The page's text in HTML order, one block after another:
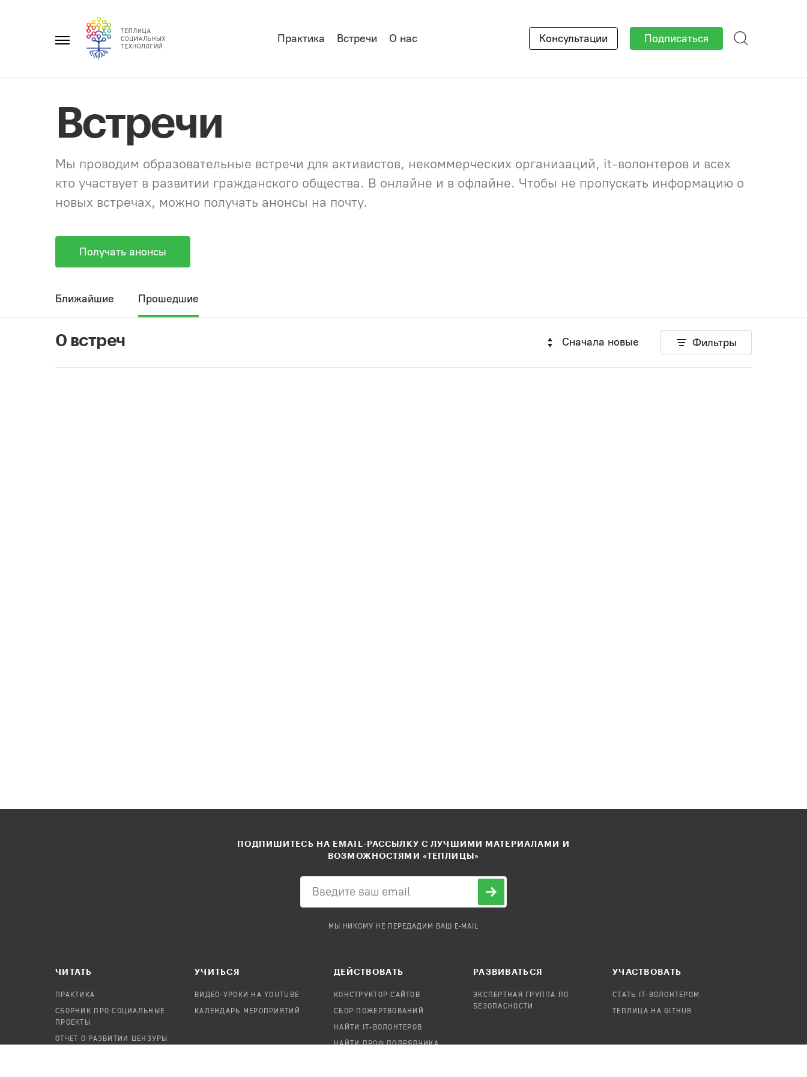
Главное
Практика Встречи О нас Консультации Подписаться
Встречи
Мы проводим образовательные встречи для активистов, некоммерческих организаций, it-волонтеров и всех
кто участвует в развитии гражданского общества. В онлайне и в офлайне. Чтобы не пропускать информацию о
новых встречах, можно получать анонсы на почту.
Получать анонсы
Ближайшие Прошедшие
0 встреч Сначала новые Фильтры
ПОДПИШИТЕСЬ НА EMAIL-РАССЫЛКУ С ЛУЧШИМИ МАТЕРИАЛАМИ И
ВОЗМОЖНОСТЯМИ «ТЕПЛИЦЫ»
МЫ НИКОМУ НЕ ПЕРЕДАДИМ ВАШ E-MAIL
ЧИТАТЬ
ПРАКТИКА
СБОРНИК ПРО СОЦИАЛЬНЫЕ
ПРОЕКТЫ
ОТЧЕТ О РАЗВИТИИ ЦЕНЗУРЫ
УЧИТЬСЯ
ВИДЕО-УРОКИ НА YOUTUBE
КАЛЕНДАРЬ МЕРОПРИЯТИЙ
ДЕЙСТВОВАТЬ
КОНСТРУКТОР САЙТОВ
СБОР ПОЖЕРТВОВАНИЙ
НАЙТИ IT-ВОЛОНТЕРОВ
НАЙТИ ПРОФ.ПОДРЯДЧИКА
РАЗВИВАТЬСЯ
ЭКСПЕРТНАЯ ГРУППА ПО
БЕЗОПАСНОСТИ
УЧАСТВОВАТЬ
СТАТЬ IT-ВОЛОНТЕРОМ
ТЕПЛИЦА НА GITHUB